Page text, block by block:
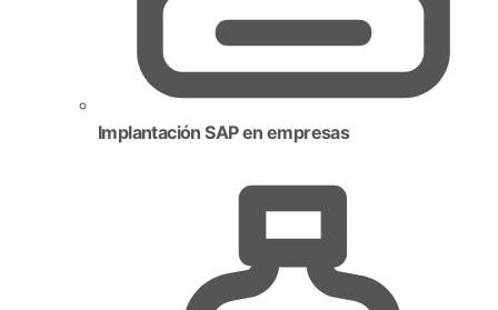
Implantación SAP en empresas